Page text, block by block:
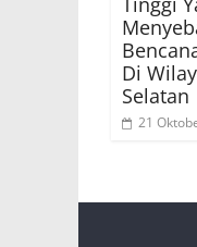
Di
Selatan
21